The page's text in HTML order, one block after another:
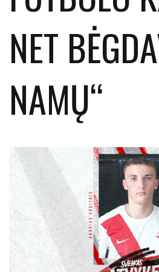
NET
NAMŲ“